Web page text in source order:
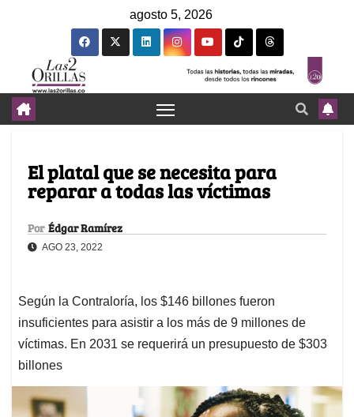
agosto 5, 2026
El platal que se necesita para
reparar a todas las víctimas
Por Édgar Ramírez
AGO 23, 2022
Según la Contraloría, los $146 billones fueron
insuficientes para asistir a los más de 9 millones de
víctimas. En 2031 se requerirá un presupuesto de $303
billones